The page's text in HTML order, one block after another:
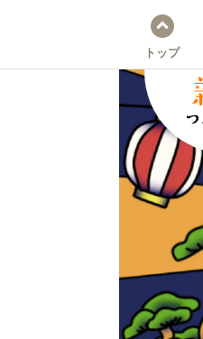
トップ